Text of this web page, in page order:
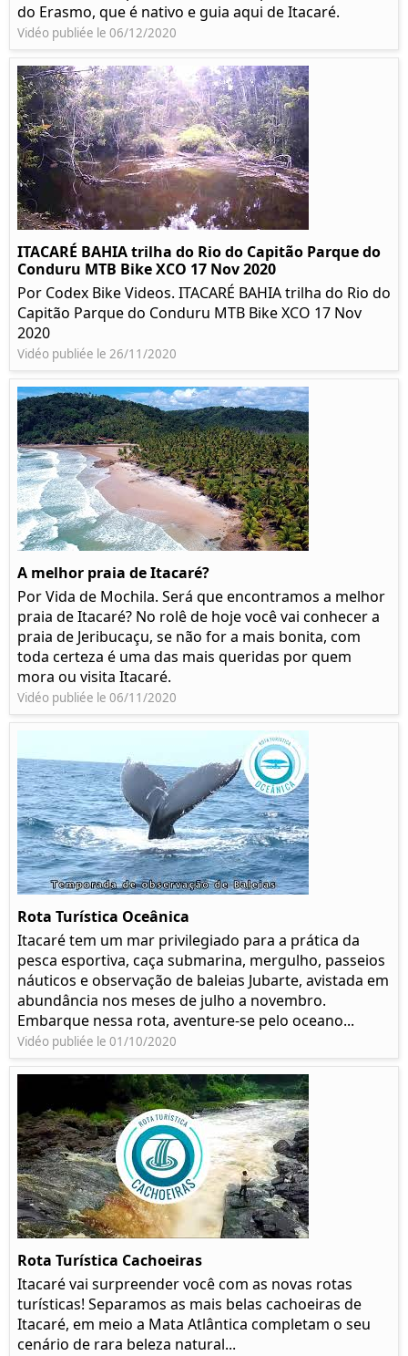
do Erasmo, que é nativo e guia aqui de Itacaré.
Vidéo publiée le 06/12/2020
ITACARÉ BAHIA trilha do Rio do Capitão Parque do
Conduru MTB Bike XCO 17 Nov 2020
Por Codex Bike Videos. ITACARÉ BAHIA trilha do Rio do
Capitão Parque do Conduru MTB Bike XCO 17 Nov
2020
Vidéo publiée le 26/11/2020
A melhor praia de Itacaré?
Por Vida de Mochila. Será que encontramos a melhor
praia de Itacaré? No rolê de hoje você vai conhecer a
praia de Jeribucaçu, se não for a mais bonita, com
toda certeza é uma das mais queridas por quem
mora ou visita Itacaré.
Vidéo publiée le 06/11/2020
Rota Turística Oceânica
Itacaré tem um mar privilegiado para a prática da
pesca esportiva, caça submarina, mergulho, passeios
náuticos e observação de baleias Jubarte, avistada em
abundância nos meses de julho a novembro.
Embarque nessa rota, aventure-se pelo oceano...
Vidéo publiée le 01/10/2020
Rota Turística Cachoeiras
Itacaré vai surpreender você com as novas rotas
turísticas! Separamos as mais belas cachoeiras de
Itacaré, em meio a Mata Atlântica completam o seu
cenário de rara beleza natural...